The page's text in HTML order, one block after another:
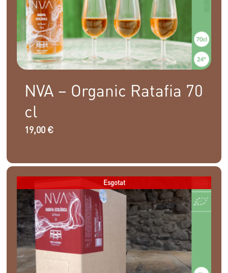
quantity
NVA – Organic Ratafia 70
cl
19,00€
Esgotat